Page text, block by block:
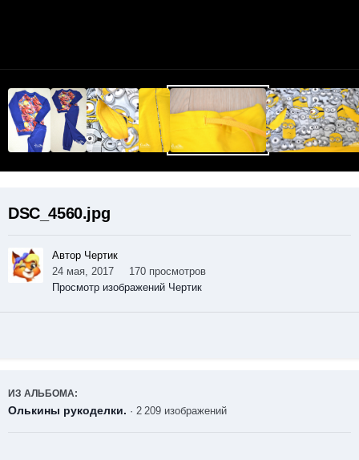
DSC_4560.jpg
Автор Чертик
24 мая, 2017
170 просмотров
Просмотр изображений Чертик
ИЗ АЛЬБОМА:
Олькины рукоделки. · 2 209 изображений